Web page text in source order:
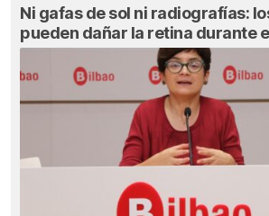
Ni gafas de sol ni radiografías:
pueden dañar la retina durante